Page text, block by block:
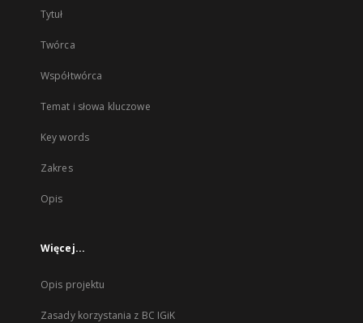
Tytuł
Twórca
Współtwórca
Temat i słowa kluczowe
Key words
Zakres
Opis
Więcej...
Opis projektu
Zasady korzystania z BC IGiK